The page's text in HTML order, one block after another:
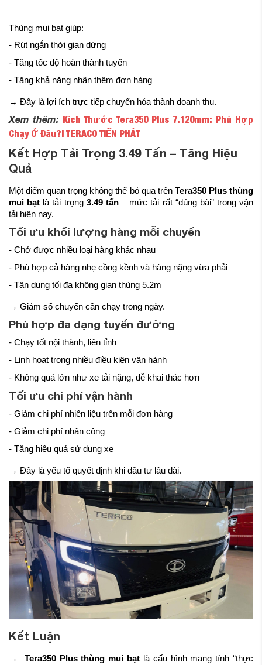
Thùng mui bạt giúp:
- Rút ngắn thời gian dừng
- Tăng tốc độ hoàn thành tuyến
- Tăng khả năng nhận thêm đơn hàng
→ Đây là lợi ích trực tiếp chuyển hóa thành doanh thu.
Xem thêm: Kích Thước Tera350 Plus 7.120mm: Phù Hợp
Chạy Ở Đâu?| TERACO TIẾN PHÁT
Kết Hợp Tải Trọng 3.49 Tấn – Tăng Hiệu
Quả
Một điểm quan trọng không thể bỏ qua trên Tera350 Plus thùng
mui bạt là tải trọng 3.49 tấn – mức tải rất “đúng bài” trong vận
tải hiện nay.
Tối ưu khối lượng hàng mỗi chuyến
- Chở được nhiều loại hàng khác nhau
- Phù hợp cả hàng nhẹ cồng kềnh và hàng nặng vừa phải
- Tận dụng tối đa không gian thùng 5.2m
→ Giảm số chuyến cần chạy trong ngày.
Phù hợp đa dạng tuyến đường
- Chạy tốt nội thành, liên tỉnh
- Linh hoạt trong nhiều điều kiện vận hành
- Không quá lớn như xe tải nặng, dễ khai thác hơn
Tối ưu chi phí vận hành
- Giảm chi phí nhiên liệu trên mỗi đơn hàng
- Giảm chi phí nhân công
- Tăng hiệu quả sử dụng xe
→ Đây là yếu tố quyết định khi đầu tư lâu dài.
Kết Luận
→ Tera350 Plus thùng mui bạt là cấu hình mang tính “thực